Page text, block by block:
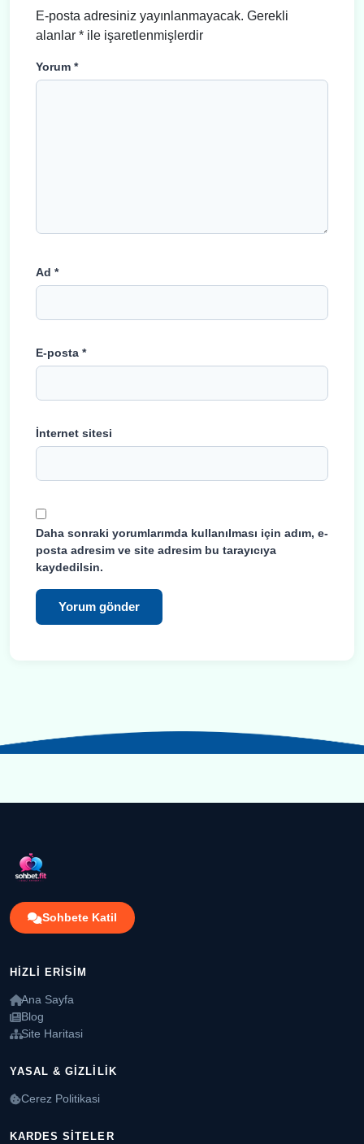
E-posta adresiniz yayınlanmayacak. Gerekli
alanlar * ile işaretlenmişlerdir
Yorum *
Ad *
E-posta *
İnternet sitesi
Daha sonraki yorumlarımda kullanılması için adım, e-
posta adresim ve site adresim bu tarayıcıya
kaydedilsin.
Sohbete Katil
HIZLI ERISIM
Ana Sayfa
Blog
Site Haritasi
YASAL & GIZLILIK
Cerez Politikasi
KARDES SITELER